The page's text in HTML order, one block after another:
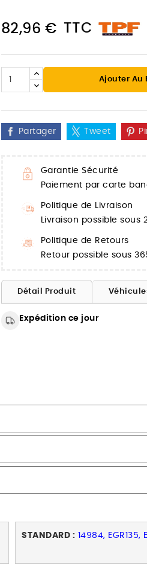
82,96 € TTC
Ajouter Au
Partager Tweet
Garantie Sécurité
Paiement par carte
Politique de Livraison
Livraison possible sous
Politique de Retours
Retour possible sous
Détail Produit
Expédition ce jour
STANDARD : 14984, EGR135,